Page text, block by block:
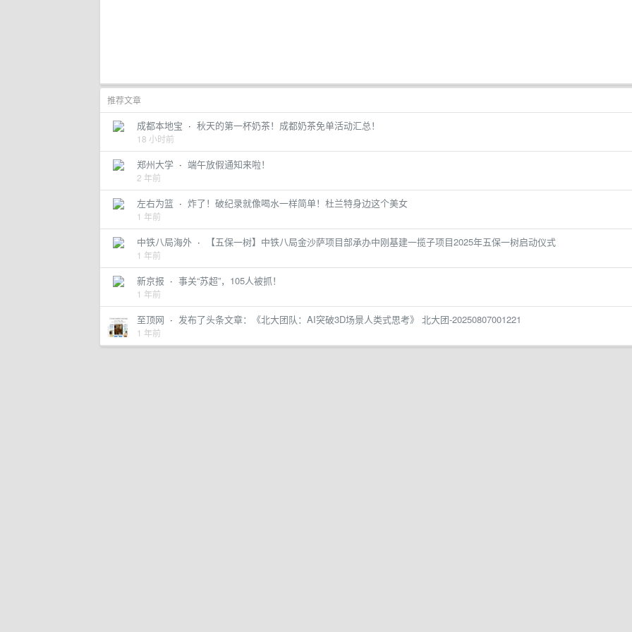
推荐文章
成都本地宝 · 秋天的第一杯奶茶！成都奶茶免单活动汇总！
18 小时前
郑州大学 · 端午放假通知来啦！
2 年前
左右为篮 · 炸了！破纪录就像喝水一样简单！杜兰特身边这个美女
1 年前
中铁八局海外 · 【五保一树】中铁八局金沙萨项目部承办中刚基建一揽子项目2025年五保一树启动仪式
1 年前
新京报 · 事关“苏超”，105人被抓！
1 年前
至顶网 · 发布了头条文章：《北大团队：AI突破3D场景人类式思考》 北大团-20250807001221
1 年前